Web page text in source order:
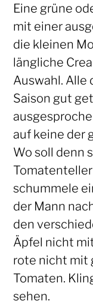
Eine grüne
mit einer
die kleinen
längliche
Auswahl. Alle
Saison gut
auf keine der
Wo soll denn
schummele
der Mann
den
Äpfel nicht
rote nicht mit
Tomaten.
sehen.